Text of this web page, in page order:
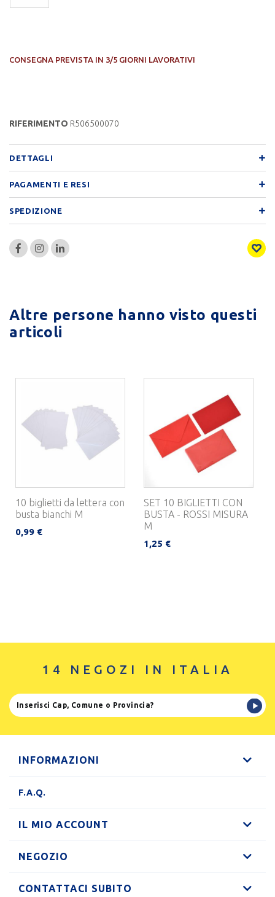
CONSEGNA PREVISTA IN 3/5 GIORNI LAVORATIVI
RIFERIMENTO R506500070
DETTAGLI
PAGAMENTI E RESI
SPEDIZIONE
Altre persone hanno visto questi
articoli
10 biglietti da lettera con
busta bianchi M
0,99 €
SET 10 BIGLIETTI CON
BUSTA - ROSSI MISURA
M
1,25 €
14 NEGOZI IN ITALIA
INFORMAZIONI
F.A.Q.
IL MIO ACCOUNT
NEGOZIO
CONTATTACI SUBITO